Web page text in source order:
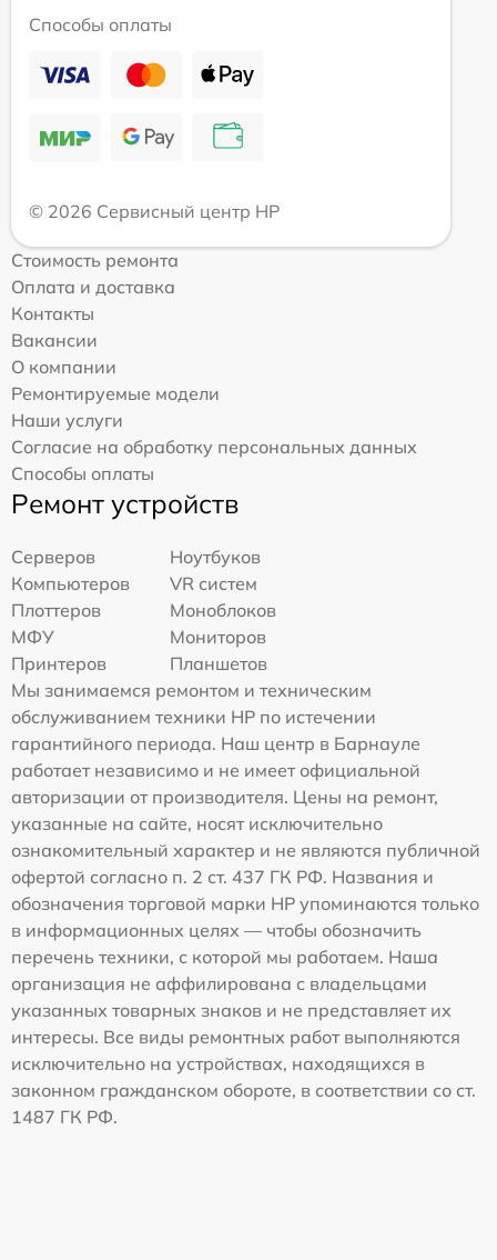
Способы оплаты
© 2026 Сервисный центр HP
Стоимость ремонта
Оплата и доставка
Контакты
Вакансии
О компании
Ремонтируемые модели
Наши услуги
Согласие на обработку персональных данных
Способы оплаты
Ремонт устройств
Серверов
Ноутбуков
Компьютеров
VR систем
Плоттеров
Моноблоков
МФУ
Мониторов
Принтеров
Планшетов
Мы занимаемся ремонтом и техническим
обслуживанием техники HP по истечении
гарантийного периода. Наш центр в Барнауле
работает независимо и не имеет официальной
авторизации от производителя. Цены на ремонт,
указанные на сайте, носят исключительно
ознакомительный характер и не являются публичной
офертой согласно п. 2 ст. 437 ГК РФ. Названия и
обозначения торговой марки HP упоминаются только
в информационных целях — чтобы обозначить
перечень техники, с которой мы работаем. Наша
организация не аффилирована с владельцами
указанных товарных знаков и не представляет их
интересы. Все виды ремонтных работ выполняются
исключительно на устройствах, находящихся в
законном гражданском обороте, в соответствии со ст.
1487 ГК РФ.